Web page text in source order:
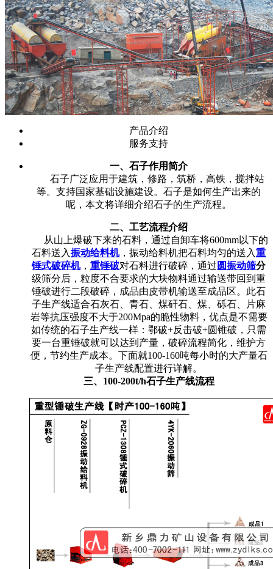
产品介绍
服务支持
一、石子作用简介
石子广泛应用于建筑，修路，筑桥，高铁，搅拌站
等。支持国家基础设施建设。石子是如何生产出来的
呢，本文将详细介绍石子的生产流程。
二、工艺流程介绍
从山上爆破下来的石料，通过自卸车将600mm以下的
石料送入振动给料机，振动给料机把石料均匀的送入重
锤式破碎机， 重锤破对石料进行破碎，通过 圆振动筛分
级筛分后，粒度不合要求的大块物料通过输送带回到重
锤破进行二段破碎，成品由皮带机输送至成品区。此石
子生产线适合石灰石、青石、煤矸石、煤、砾石、片麻
岩等抗压强度不大于200Mpa的脆性物料，优点是不需要
如传统的石子生产线一样：鄂破+反击破+圆锥破，只需
要一台重锤破就可以达到产量，破碎流程简化，维护方
便，节约生产成本。下面就100-160吨每小时的大产量石
子生产线配置进行详解。
三、100-200t/h石子生产线流程